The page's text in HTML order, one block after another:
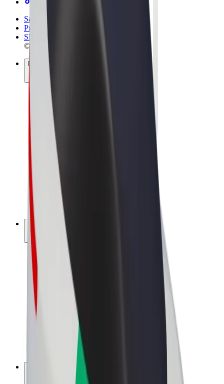
Sąlygos
Privatumas
Slapukai
© 2026 Bolt Technology OÜ
Paslaugos
Kelionės
Paspirtukai
„Bolt Market“
„Bolt Food“
„Bolt Drive“
„Bolt for Business“
El. dviračiai
„Bolt Plus“
Užsidirbkite su „Bolt“
Vairuotojai
Vairuotojo pajamos
Kurjerio pajamos
„Bolt Food“ restoranai ir parduotuvės
Automobilių nuomos parkai